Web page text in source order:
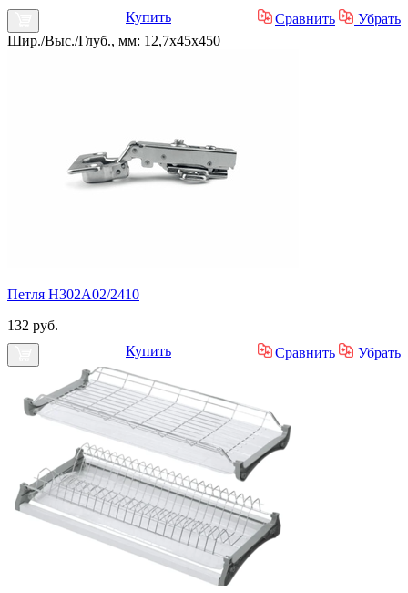
Купить
Сравнить
Убрать
Шир./Выс./Глуб., мм: 12,7x45x450
Петля H302A02/2410
132 руб.
Купить
Сравнить Убрать